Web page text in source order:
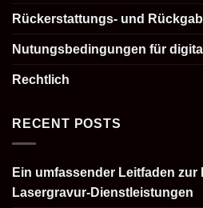
Rückerstattungs- und
Nutungsbedingungen für
Rechtlich
RECENT POSTS
Ein umfassender Leitfaden
Lasergravur-Dienstleistungen